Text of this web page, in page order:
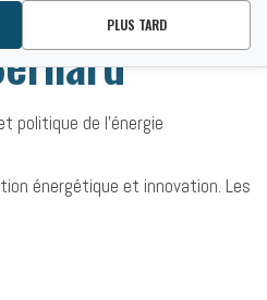
politique de l’énergie
énergétique et innovation. Les
PLUS TARD